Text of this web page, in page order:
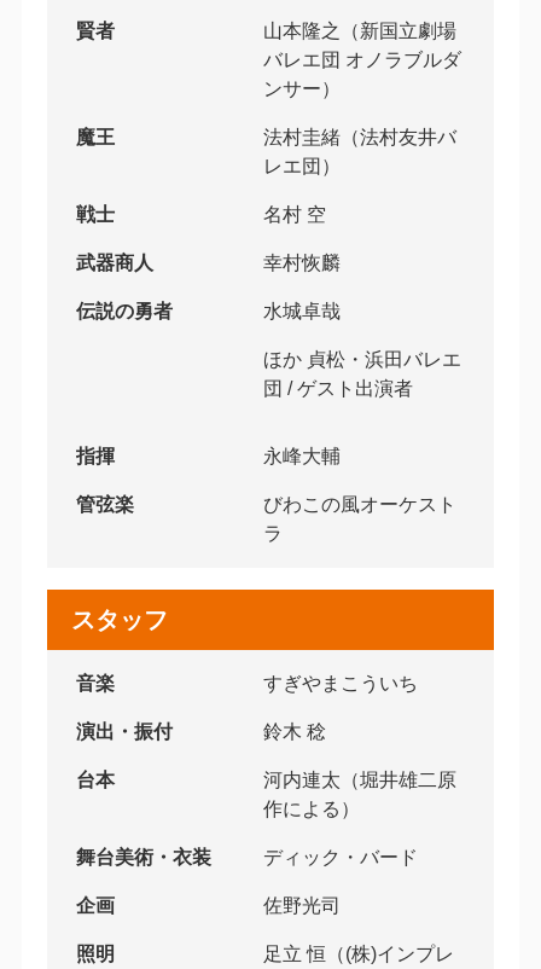
賢者
山本隆之（新国立劇場
バレエ団 オノラブルダ
ンサー）
魔王
法村圭緒（法村友井バ
レエ団）
戦士 名村 空
武器商人 幸村恢麟
伝説の勇者 水城卓哉
ほか 貞松・浜田バレエ
団 / ゲスト出演者
指揮 永峰大輔
管弦楽
びわこの風オーケスト
ラ
スタッフ
音楽 すぎやまこういち
演出・振付 鈴木 稔
台本
河内連太（堀井雄二原
作による）
舞台美術・衣装 ディック・バード
企画 佐野光司
照明 足立 恒（(株)インプレ